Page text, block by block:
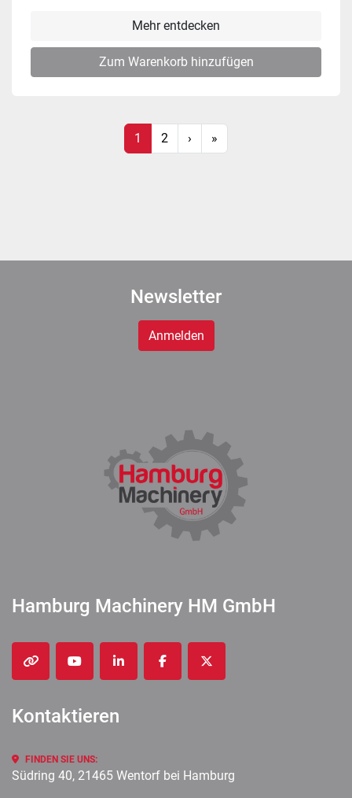
Mehr entdecken
Zum Warenkorb hinzufügen
1 2 › »
Newsletter
Anmelden
Hamburg Machinery HM GmbH
other youtubelinkedinfacebooktwitter
Kontaktieren
FINDEN SIE UNS:
Südring 40, 21465 Wentorf bei Hamburg